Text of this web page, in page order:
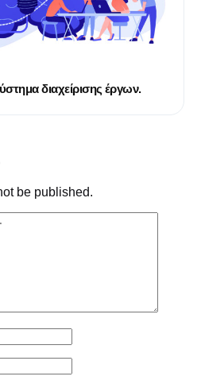
διαχείρισης έργων.
be published.